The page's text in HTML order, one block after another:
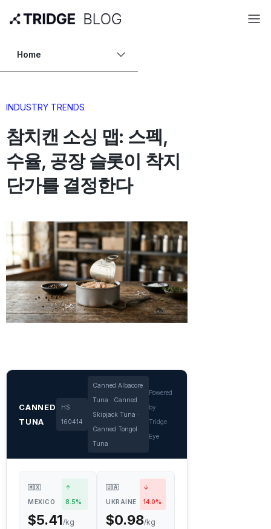
Home
INDUSTRY TRENDS
참치캔 소싱 맵: 스펙,
수율, 공장 슬롯이 착지
단가를 결정한다
CANNED
TUNA
HS
160414
Canned Albacore
Tuna · Canned
Skipjack Tuna ·
Canned Tongol
Tuna
Powered
by
Tridge
Eye
🇲🇽
MEXICO
↑
8.5%
$5.41/kg
🇺🇦
UKRAINE
↓
14.0%
$0.98/kg